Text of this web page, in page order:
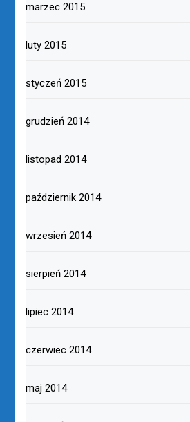
marzec 2015
luty 2015
styczeń 2015
grudzień 2014
listopad 2014
październik 2014
wrzesień 2014
sierpień 2014
lipiec 2014
czerwiec 2014
maj 2014